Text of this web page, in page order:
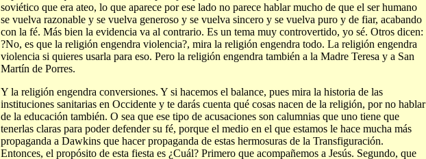
soviético que era ateo, lo que aparece por ese lado no parece hablar mucho de que el ser humano
se vuelva razonable y se vuelva generoso y se vuelva sincero y se vuelva puro y de fiar, acabando
con la fé. Más bien la evidencia va al contrario. Es un tema muy controvertido, yo sé. Otros dicen:
?No, es que la religión engendra violencia?, mira la religión engendra todo. La religión engendra
violencia si quieres usarla para eso. Pero la religión engendra también a la Madre Teresa y a San
Martín de Porres.
Y la religión engendra conversiones. Y si hacemos el balance, pues mira la historia de las
instituciones sanitarias en Occidente y te darás cuenta qué cosas nacen de la religión, por no hablar
de la educación también. O sea que ese tipo de acusaciones son calumnias que uno tiene que
tenerlas claras para poder defender su fé, porque el medio en el que estamos le hace mucha más
propaganda a Dawkins que hacer propaganda de estas hermosuras de la Transfiguración.
Entonces, el propósito de esta fiesta es ¿Cuál? Primero que acompañemos a Jesús. Segundo, que